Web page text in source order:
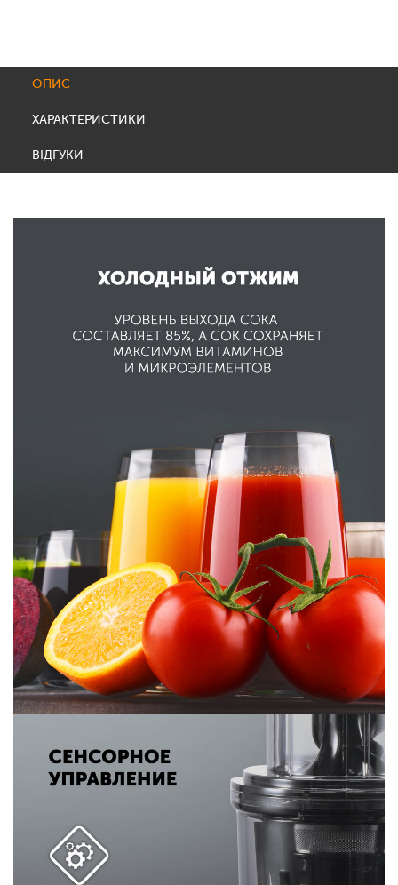
ОПИС
ХАРАКТЕРИСТИКИ
ВІДГУКИ